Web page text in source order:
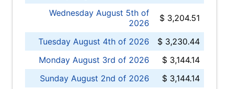
Wednesday August 5th of
2026
$ 3,204.51
Tuesday August 4th of 2026
$ 3,230.44
Monday August 3rd of 2026
$ 3,144.14
Sunday August 2nd of 2026
$ 3,144.14